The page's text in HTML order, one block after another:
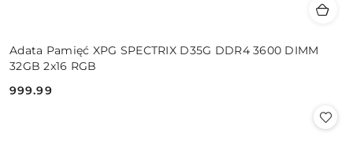
Adata Pamięć XPG SPECTRIX D35G DDR4 3600 DIMM
32GB 2x16 RGB
Cena:
999.99